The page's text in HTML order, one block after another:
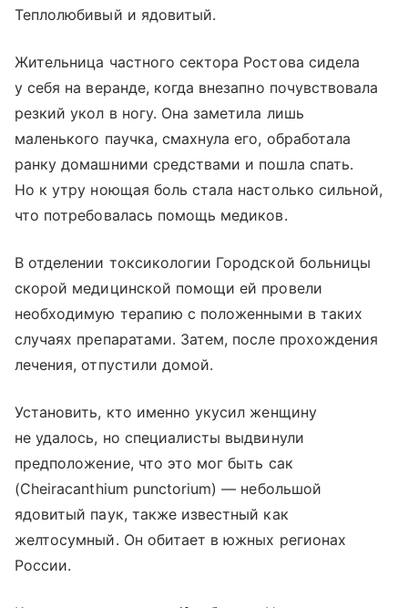
Теплолюбивый и ядовитый.
Жительница частного сектора Ростова сидела
у себя на веранде, когда внезапно почувствовала
резкий укол в ногу. Она заметила лишь
маленького паучка, смахнула его, обработала
ранку домашними средствами и пошла спать.
Но к утру ноющая боль стала настолько сильной,
что потребовалась помощь медиков.
В отделении токсикологии Городской больницы
скорой медицинской помощи ей провели
необходимую терапию с положенными в таких
случаях препаратами. Затем, после прохождения
лечения, отпустили домой.
Установить, кто именно укусил женщину
не удалось, но специалисты выдвинули
предположение, что это мог быть сак
(Cheiracanthium punctorium) — небольшой
ядовитый паук, также известный как
желтосумный. Он обитает в южных регионах
России.